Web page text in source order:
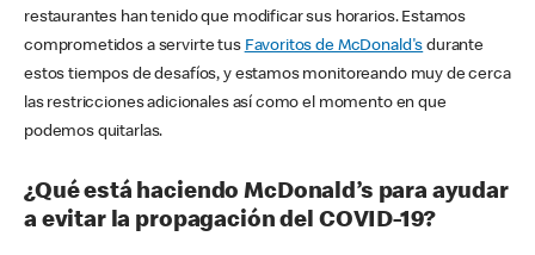
restaurantes han tenido que modificar sus horarios. Estamos
comprometidos a servirte tus Favoritos de McDonald's durante
estos tiempos de desafíos, y estamos monitoreando muy de cerca
las restricciones adicionales así como el momento en que
podemos quitarlas.
¿Qué está haciendo McDonald’s para ayudar
a evitar la propagación del COVID-19?